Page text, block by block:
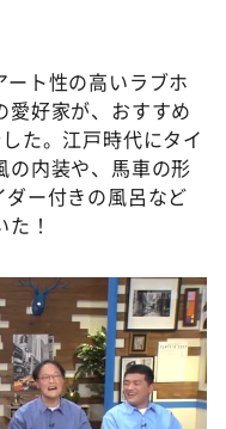
んでやねん！？」
カタ
ト性の高いラブホ
愛好家が、おすすめ
た。江戸時代にタイ
の内装や、馬車の形
ー付きの風呂など
！